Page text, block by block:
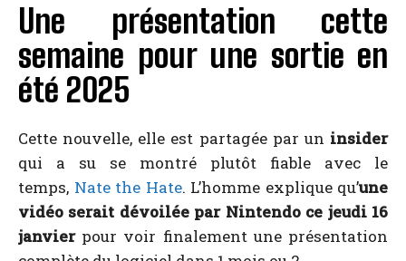
Une présentation cette
semaine pour une sortie en
été 2025
Cette nouvelle, elle est partagée par un insider
qui a su se montré plutôt fiable avec le
temps, Nate the Hate. L’homme explique qu’une
vidéo serait dévoilée par Nintendo ce jeudi 16
janvierpour voir finalement une présentation